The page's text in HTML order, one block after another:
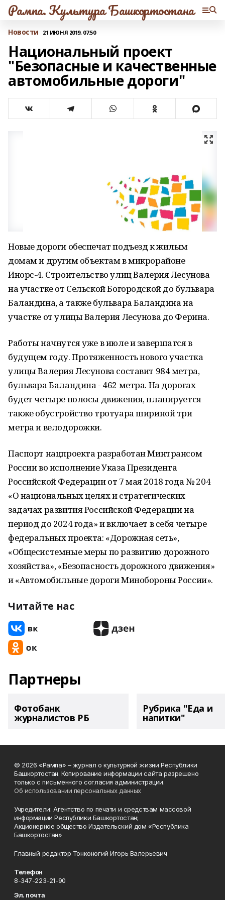
Рампа. Культура Башкортостана
Новости 21 ИЮНЯ 2019, 07:50
Национальный проект
"Безопасные и качественные
автомобильные дороги"
Новые дороги обеспечат подъезд к жилым
домам и другим объектам в микрорайоне
Инорс-4. Строительство улиц Валерия Лесунова
на участке от Сельской Богородской до бульвара
Баландина, а также бульвара Баландина на
участке от улицы Валерия Лесунова до Ферина.
Работы начнутся уже в июле и завершатся в
будущем году. Протяженность нового участка
улицы Валерия Лесунова составит 984 метра,
бульвара Баландина - 462 метра. На дорогах
будет четыре полосы движения, планируется
также обустройство тротуара шириной три
метра и велодорожки.
Паспорт нацпроекта разработан Минтрансом
России во исполнение Указа Президента
Российской Федерации от 7 мая 2018 года № 204
«О национальных целях и стратегических
задачах развития Российской Федерации на
период до 2024 года» и включает в себя четыре
федеральных проекта: «Дорожная сеть»,
«Общесистемные меры по развитию дорожного
хозяйства», «Безопасность дорожного движения»
и «Автомобильные дороги Минобороны России».
Читайте нас
Партнеры
Фотобанк
журналистов РБ
Рубрика "Еда и
напитки"
© 2026 «Рампа» – журнал о культурной жизни Республики
Башкортостан. Копирование информации сайта разрешено
только с письменного согласия администрации.
Об использовании персональных данных
Учредители: Агентство по печати и средствам массовой
информации Республики Башкортостан;
Акционерное общество Издательский дом «Республика
Башкортостан»
Главный редактор Тонконогий Игорь Валерьевич
Телефон
8-347-223-21-90
Эл. почта